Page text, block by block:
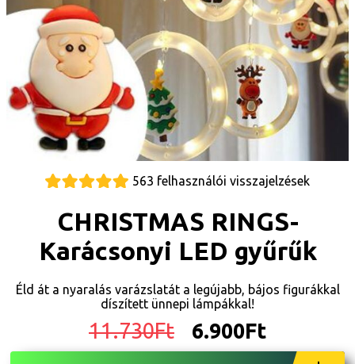
563 felhasználói visszajelzések
CHRISTMAS RINGS-
Karácsonyi LED gyűrűk
Éld át a nyaralás varázslatát a legújabb, bájos figurákkal
díszített ünnepi lámpákkal!
11.730Ft 6.900Ft